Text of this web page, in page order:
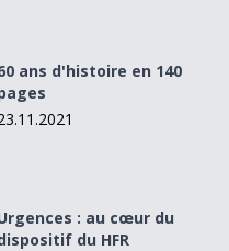
ans d'histoire en 140
du HFR
: au cœur du
du HFR